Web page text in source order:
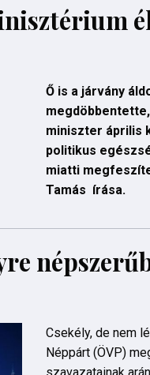
Ő is a járvány
miniszter április
politikus
miatti
Tamás írása.
Csekély, de nem
Néppárt (ÖVP)